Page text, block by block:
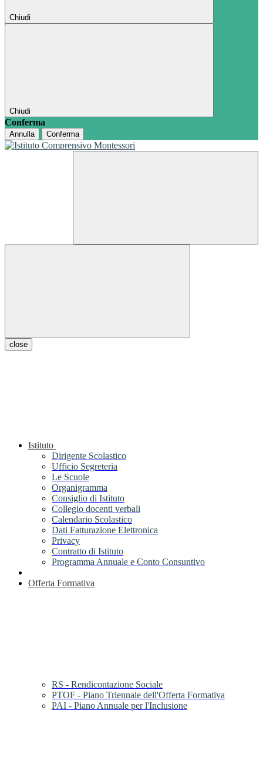
Chiudi
Chiudi
Conferma
Annulla Conferma
close
Istituto
Dirigente Scolastico
Ufficio Segreteria
Le Scuole
Organigramma
Consiglio di Istituto
Collegio docenti verbali
Calendario Scolastico
Dati Fatturazione Elettronica
Privacy
Contratto di Istituto
Programma Annuale e Conto Consuntivo
Offerta Formativa
RS - Rendicontazione Sociale
PTOF - Piano Triennale dell'Offerta Formativa
PAI - Piano Annuale per l'Inclusione